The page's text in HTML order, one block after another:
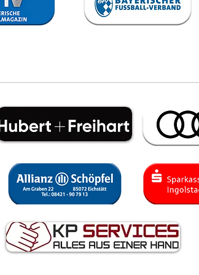
sich von
Steffen Israel